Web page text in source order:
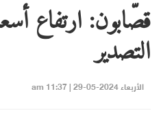
قصّابون: ارتفاع
التصدير
الأربعاء 2024-05-29 | 11:37 am